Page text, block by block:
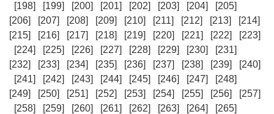
[198]
[199] [200] [201] [202] [203] [204]
[205]
[206]
[207] [208] [209] [210] [211] [212] [213]
[214]
[215]
[216] [217] [218] [219] [220] [221] [222]
[223]
[224]
[225] [226] [227] [228] [229] [230]
[231]
[232]
[233] [234] [235] [236] [237] [238] [239]
[240]
[241]
[242] [243] [244] [245] [246] [247]
[248]
[249]
[250] [251] [252] [253] [254] [255] [256]
[257]
[258]
[259] [260] [261] [262] [263] [264]
[265]